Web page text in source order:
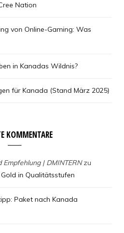
Nation
von Online-Gaming: Was
in Kanadas Wildnis?
für Kanada (Stand März 2025)
KOMMENTARE
| DMINTERNzu
in Qualitätsstufen
Paket nach Kanada